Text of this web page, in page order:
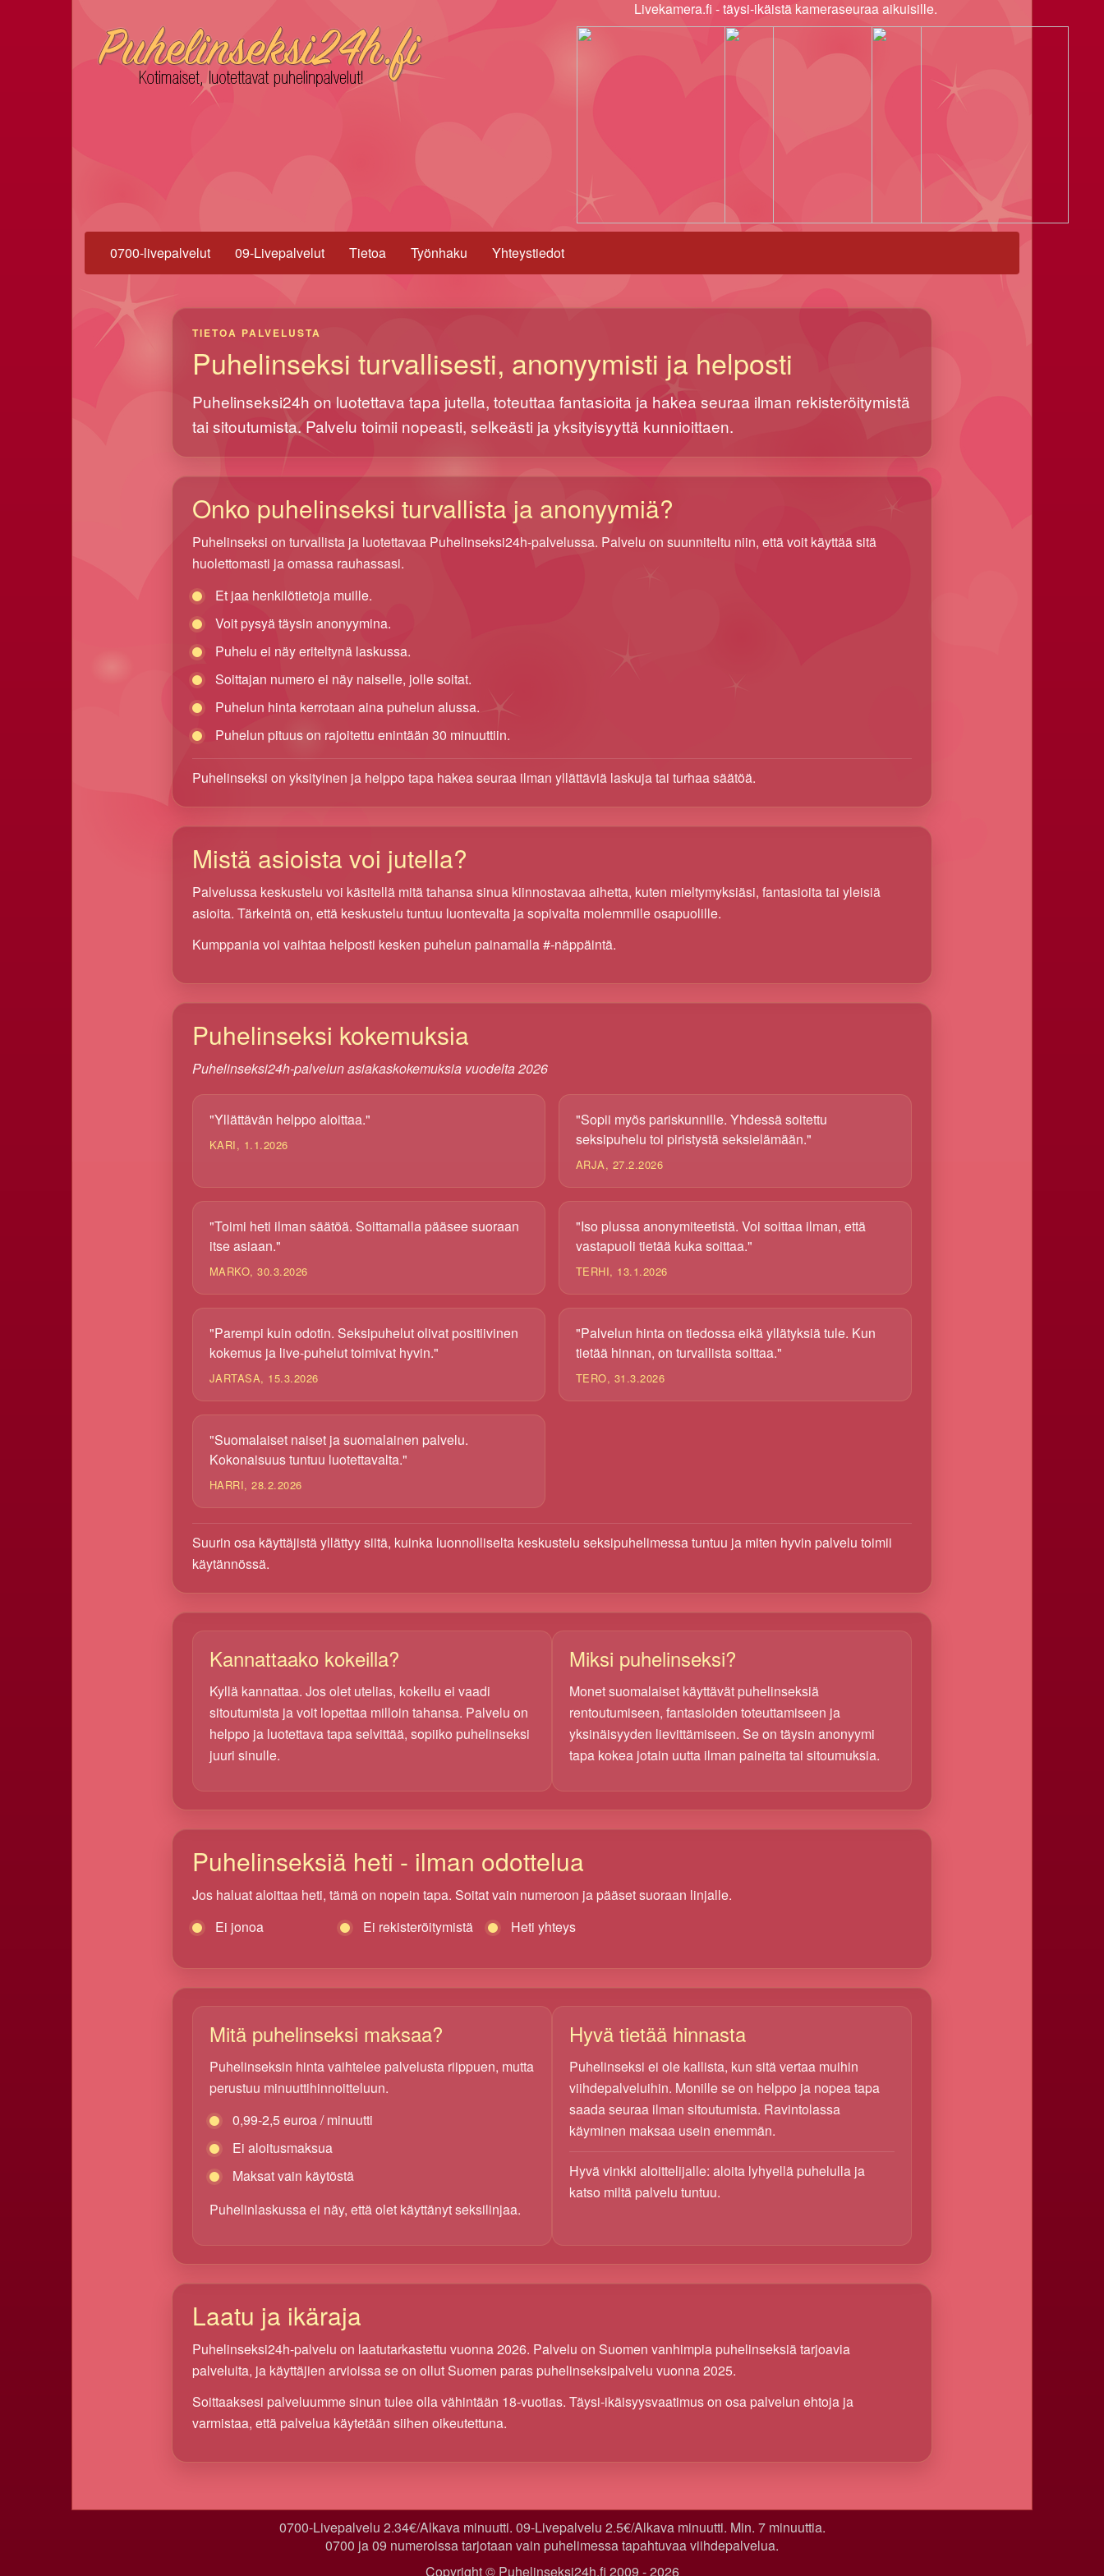
Livekamera.fi - täysi-ikäistä kameraseuraa aikuisille.
0700-livepalvelut 09-Livepalvelut Tietoa Työnhaku Yhteystiedot
TIETOA PALVELUSTA
Puhelinseksi turvallisesti, anonyymisti ja helposti
Puhelinseksi24h on luotettava tapa jutella, toteuttaa fantasioita ja hakea seuraa ilman rekisteröitymistä
tai sitoutumista. Palvelu toimii nopeasti, selkeästi ja yksityisyyttä kunnioittaen.
Onko puhelinseksi turvallista ja anonyymiä?
Puhelinseksi on turvallista ja luotettavaa Puhelinseksi24h-palvelussa. Palvelu on suunniteltu niin, että voit käyttää sitä
huolettomasti ja omassa rauhassasi.
Et jaa henkilötietoja muille.
Voit pysyä täysin anonyymina.
Puhelu ei näy eriteltynä laskussa.
Soittajan numero ei näy naiselle, jolle soitat.
Puhelun hinta kerrotaan aina puhelun alussa.
Puhelun pituus on rajoitettu enintään 30 minuuttiin.
Puhelinseksi on yksityinen ja helppo tapa hakea seuraa ilman yllättäviä laskuja tai turhaa säätöä.
Mistä asioista voi jutella?
Palvelussa keskustelu voi käsitellä mitä tahansa sinua kiinnostavaa aihetta, kuten mieltymyksiäsi, fantasioita tai yleisiä
asioita. Tärkeintä on, että keskustelu tuntuu luontevalta ja sopivalta molemmille osapuolille.
Kumppania voi vaihtaa helposti kesken puhelun painamalla #-näppäintä.
Puhelinseksi kokemuksia
Puhelinseksi24h-palvelun asiakaskokemuksia vuodelta 2026
"Yllättävän helppo aloittaa."
KARI, 1.1.2026
"Sopii myös pariskunnille. Yhdessä soitettu
seksipuhelu toi piristystä seksielämään."
ARJA, 27.2.2026
"Toimi heti ilman säätöä. Soittamalla pääsee suoraan
itse asiaan."
MARKO, 30.3.2026
"Iso plussa anonymiteetistä. Voi soittaa ilman, että
vastapuoli tietää kuka soittaa."
TERHI, 13.1.2026
"Parempi kuin odotin. Seksipuhelut olivat positiivinen
kokemus ja live-puhelut toimivat hyvin."
JARTASA, 15.3.2026
"Palvelun hinta on tiedossa eikä yllätyksiä tule. Kun
tietää hinnan, on turvallista soittaa."
TERO, 31.3.2026
"Suomalaiset naiset ja suomalainen palvelu.
Kokonaisuus tuntuu luotettavalta."
HARRI, 28.2.2026
Suurin osa käyttäjistä yllättyy siitä, kuinka luonnolliselta keskustelu seksipuhelimessa tuntuu ja miten hyvin palvelu toimii
käytännössä.
Kannattaako kokeilla?
Kyllä kannattaa. Jos olet utelias, kokeilu ei vaadi
sitoutumista ja voit lopettaa milloin tahansa. Palvelu on
helppo ja luotettava tapa selvittää, sopiiko puhelinseksi
juuri sinulle.
Miksi puhelinseksi?
Monet suomalaiset käyttävät puhelinseksiä
rentoutumiseen, fantasioiden toteuttamiseen ja
yksinäisyyden lievittämiseen. Se on täysin anonyymi
tapa kokea jotain uutta ilman paineita tai sitoumuksia.
Puhelinseksiä heti - ilman odottelua
Jos haluat aloittaa heti, tämä on nopein tapa. Soitat vain numeroon ja pääset suoraan linjalle.
Ei jonoa
Ei rekisteröitymistä Heti yhteys
Mitä puhelinseksi maksaa?
Puhelinseksin hinta vaihtelee palvelusta riippuen, mutta
perustuu minuuttihinnoitteluun.
0,99-2,5 euroa / minuutti
Ei aloitusmaksua
Maksat vain käytöstä
Puhelinlaskussa ei näy, että olet käyttänyt seksilinjaa.
Hyvä tietää hinnasta
Puhelinseksi ei ole kallista, kun sitä vertaa muihin
viihdepalveluihin. Monille se on helppo ja nopea tapa
saada seuraa ilman sitoutumista. Ravintolassa
käyminen maksaa usein enemmän.
Hyvä vinkki aloittelijalle: aloita lyhyellä puhelulla ja
katso miltä palvelu tuntuu.
Laatu ja ikäraja
Puhelinseksi24h-palvelu on laatutarkastettu vuonna 2026. Palvelu on Suomen vanhimpia puhelinseksiä tarjoavia
palveluita, ja käyttäjien arvioissa se on ollut Suomen paras puhelinseksipalvelu vuonna 2025.
Soittaaksesi palveluumme sinun tulee olla vähintään 18-vuotias. Täysi-ikäisyysvaatimus on osa palvelun ehtoja ja
varmistaa, että palvelua käytetään siihen oikeutettuna.
0700-Livepalvelu 2.34€/Alkava minuutti. 09-Livepalvelu 2.5€/Alkava minuutti. Min. 7 minuuttia.
0700 ja 09 numeroissa tarjotaan vain puhelimessa tapahtuvaa viihdepalvelua.
Copyright © Puhelinseksi24h.fi 2009 - 2026